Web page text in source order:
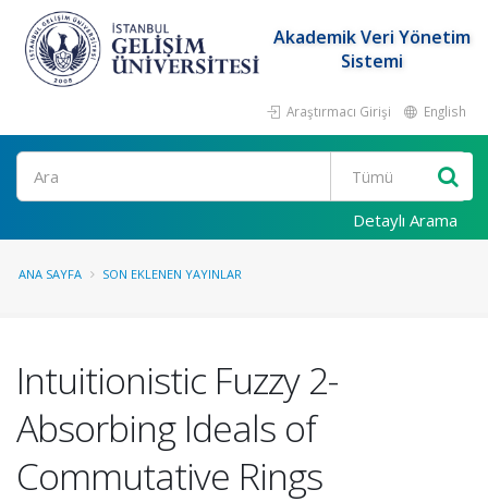
Akademik Veri Yönetim
Sistemi
Araştırmacı Girişi English
Ara
Detaylı Arama
ANA SAYFA SON EKLENEN YAYINLAR
Intuitionistic Fuzzy 2-
Absorbing Ideals of
Commutative Rings